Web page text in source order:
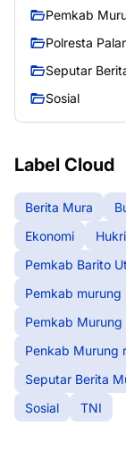
Pemkab
Polresta
Seputar
Sosial
Label Cloud
Berita Mura
Ekonomi
Pemkab Barito
Pemkab murung
Pemkab Murung
Penkab Murung
Seputar Berita
Sosial
TNI